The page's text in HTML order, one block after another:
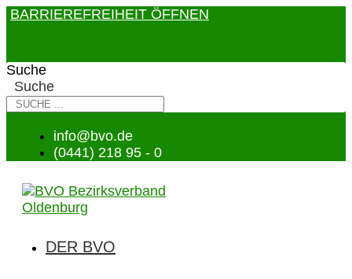
BARRIEREFREIHEIT ÖFFNEN
Suche
Suche
info@bvo.de
(0441) 218 95 - 0
DER BVO